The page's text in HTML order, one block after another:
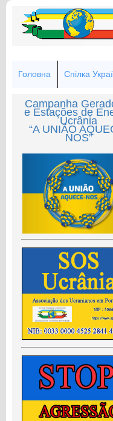
Головна Спілка
Campanha
e Estações de
Ucrânia
“A UNIÃO
NOS”